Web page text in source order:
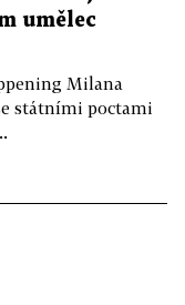
umělec
Milana
státními poctami